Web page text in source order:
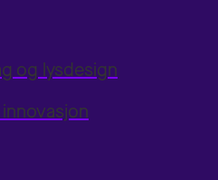
og lysdesign